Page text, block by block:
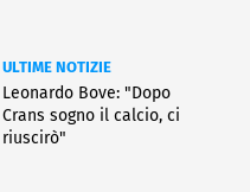
ULTIME NOTIZIE
Leonardo Bove: "Dopo
Crans sogno il calcio, ci
riuscirò"